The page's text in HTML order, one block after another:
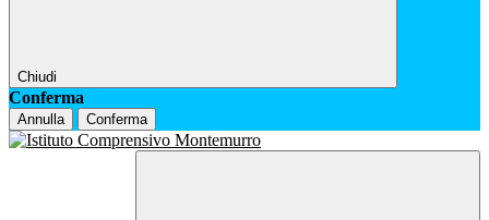
Chiudi
Conferma
Annulla Conferma